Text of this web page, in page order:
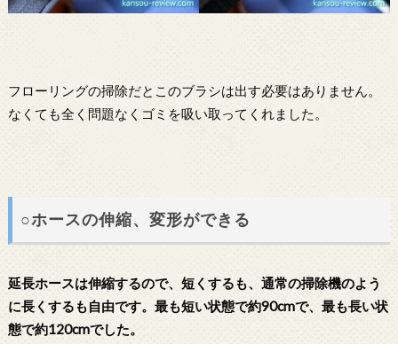
フローリングの掃除だとこのブラシは出す必要はありません。
なくても全く問題なくゴミを吸い取ってくれました。
○ホースの伸縮、変形ができる
延長ホースは伸縮するので、短くするも、通常の掃除機のよう
に長くするも自由です。最も短い状態で約90cmで、最も長い状
態で約120cmでした。